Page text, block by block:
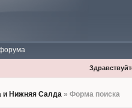
и Нижняя Салда» Форма поиска